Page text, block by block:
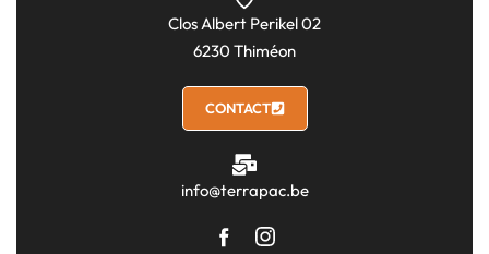
Clos Albert Perikel 02
6230 Thiméon
CONTACT
info@terrapac.be